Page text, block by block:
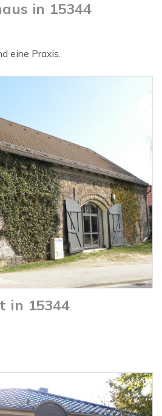
in 15344
eine Praxis.
in 15344